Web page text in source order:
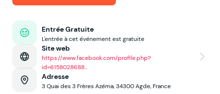
Entrée Gratuite
L'entrée à cet événement est gratuite
Site web
https://www.facebook.com/profile.php?
id=6158028688...
Adresse
3 Quai des 3 Frères Azéma, 34300 Agde, France